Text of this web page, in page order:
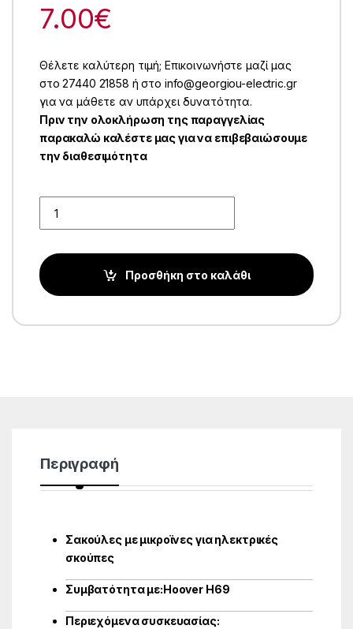
7.00€
Θέλετε καλύτερη τιμή; Επικοινωνήστε μαζί μας
στο 27440 21858 ή στο info@georgiou-electric.gr
για να μάθετε αν υπάρχει δυνατότητα.
Πριν την ολοκλήρωση της παραγγελίας
παρακαλώ καλέστε μας για να επιβεβαιώσουμε
την διαθεσιμότητα
Προσθήκη στο καλάθι
Περιγραφή
Σακούλες με μικροϊνες για ηλεκτρικές
σκούπες
Συμβατότητα με:Hoover H69
Περιεχόμενα συσκευασίας: